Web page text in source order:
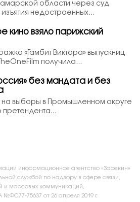
области через суд
недостроенных...
кино взяло парижский
«Гамбит Виктора» выпускниц
получила...
без мандата и без
на выборы в Промышленном округе
претендента...
информационное агентство «Засекин»
службой по надзору в сфере связи,
и массовых коммуникаций,
75637 от 26 апреля 2019 г.